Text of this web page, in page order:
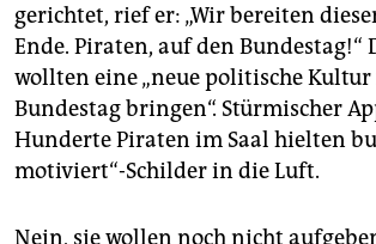
gerichtet, rief er: „Wir bereiten
Ende. Piraten, auf den Bundestag!“
wollten eine „neue politische
Bundestag bringen“. Stürmischer
Hunderte Piraten im Saal hielten
motiviert“-Schilder in die Luft.
Nein, sie wollen noch nicht